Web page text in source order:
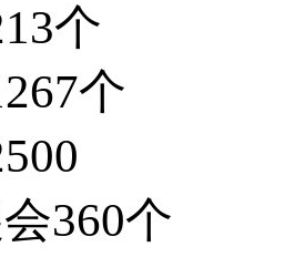
个
个
360个